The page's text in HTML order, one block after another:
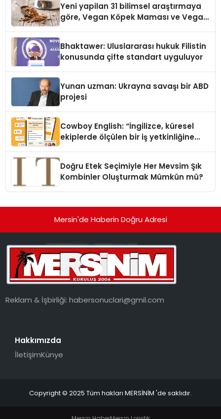
Yeni yapilan 31 bilimsel araştırmaya
göre, Vegan Köpek Maması ve Vegan
Bhaktawer: Uluslararası hukuk Filistin
konusunda çifte standart uyguluyor
Yunan uzman: Ukrayna savaşı bir ABD
projesi
Cowboy English: “İngilizce, küresel
ekiplerde ölçülen bir iş yetkinliğine
Doğru Etek Seçimiyle Her Mevsim Şık
Kombinler Oluşturmak Mümkün mü?
Mersin'de Haberin Doğru Adresi
Reklam & İşbirliği:habersonuclari@gmil.com
Hakkımızda
İletişimKünye
Copyright © 2025 Tüm hakları MERSİNİM 'de saklıdır.